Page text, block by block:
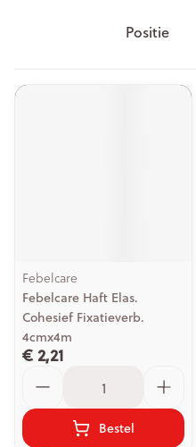
Sorteer op:
Febelcare
Febelcare Haft Elas.
Cohesief Fixatieverb.
4cmx4m
€ 2,21
Bestel